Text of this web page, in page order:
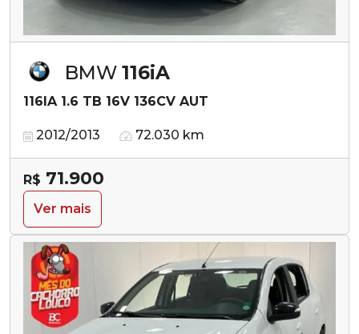
BMW 116iA
116IA 1.6 TB 16V 136CV AUT
2012/2013 72.030 km
R$ 71.900
Ver mais